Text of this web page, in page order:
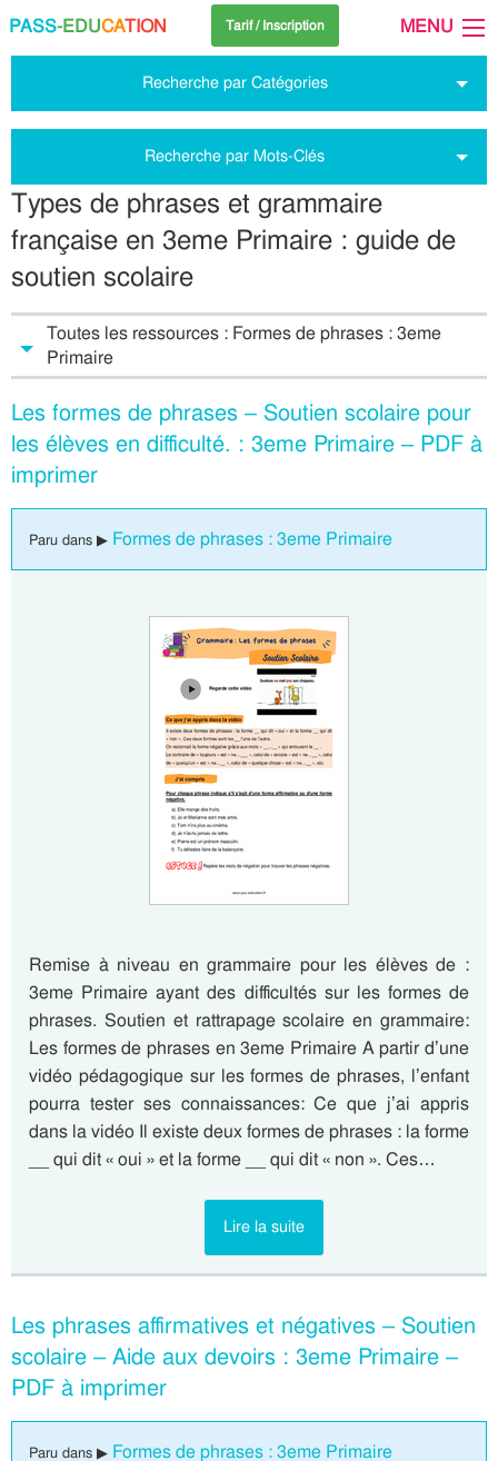
PASS-EDUCATION Tarif / Inscription MENU
Recherche par Catégories
Recherche par Mots-Clés
Types de phrases et grammaire
française en 3eme Primaire : guide de
soutien scolaire
Toutes les ressources : Formes de phrases : 3eme
Primaire
Les formes de phrases – Soutien scolaire pour
les élèves en difficulté. : 3eme Primaire – PDF à
imprimer
Paru dans ▶ Formes de phrases : 3eme Primaire
Remise à niveau en grammaire pour les élèves de :
3eme Primaire ayant des difficultés sur les formes de
phrases. Soutien et rattrapage scolaire en grammaire:
Les formes de phrases en 3eme Primaire A partir d’une
vidéo pédagogique sur les formes de phrases, l’enfant
pourra tester ses connaissances: Ce que j’ai appris
dans la vidéo Il existe deux formes de phrases : la forme
__ qui dit « oui » et la forme __ qui dit « non ». Ces…
Lire la suite
Les phrases affirmatives et négatives – Soutien
scolaire – Aide aux devoirs : 3eme Primaire –
PDF à imprimer
Paru dans ▶ Formes de phrases : 3eme Primaire